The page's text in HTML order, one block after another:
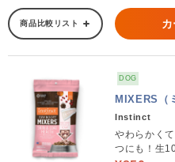
商品比較リスト
DOG
MIXERS（
Instinct
やわらかく
つにも！生